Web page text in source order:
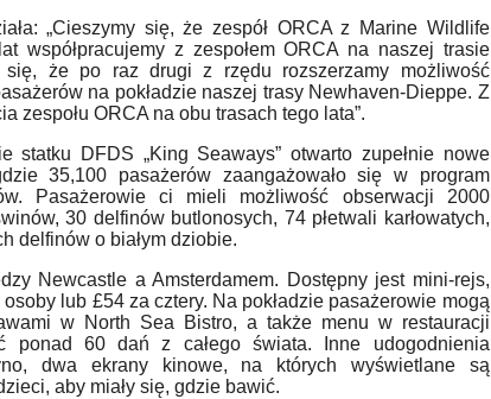
„Cieszymy się, że zespół ORCA z Marine Wildlife
współpracujemy z zespołem ORCA na naszej trasie
się, że po raz drugi z rzędu rozszerzamy możliwość
ów na pokładzie naszej trasy Newhaven-Dieppe. Z
zespołu ORCA na obu trasach tego lata”.
statku DFDS „King Seaways” otwarto zupełnie nowe
35,100 pasażerów zaangażowało się w program
w. Pasażerowie ci mieli możliwość obserwacji 2000
ów, 30 delfinów butlonosych, 74 płetwali karłowatych,
delfinów o białym dziobie.
Newcastle a Amsterdamem. Dostępny jest mini-rejs,
lub £54 za cztery. Na pokładzie pasażerowie mogą
w North Sea Bistro, a także menu w restauracji
ponad 60 dań z całego świata. Inne udogodnienia
dwa ekrany kinowe, na których wyświetlane są
aby miały się, gdzie bawić.